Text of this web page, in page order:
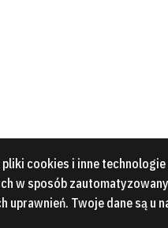
cookies i inne technologie
w sposób
uprawnień. Twoje dane są u